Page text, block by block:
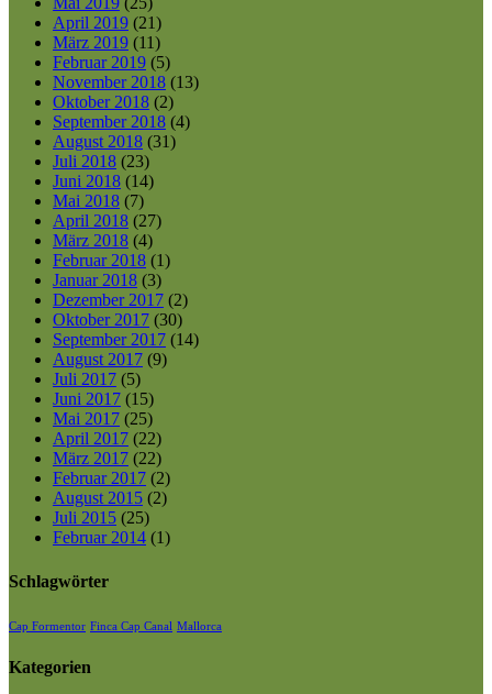
April 2019 (21)
März 2019 (11)
Februar 2019 (5)
November 2018 (13)
Oktober 2018 (2)
September 2018 (4)
August 2018 (31)
Juli 2018 (23)
Juni 2018 (14)
Mai 2018 (7)
April 2018 (27)
März 2018 (4)
Februar 2018 (1)
Januar 2018 (3)
Dezember 2017 (2)
Oktober 2017 (30)
September 2017 (14)
August 2017 (9)
Juli 2017 (5)
Juni 2017 (15)
Mai 2017 (25)
April 2017 (22)
März 2017 (22)
Februar 2017 (2)
August 2015 (2)
Juli 2015 (25)
Februar 2014 (1)
Schlagwörter
Cap Formentor Finca Cap Canal Mallorca
Kategorien